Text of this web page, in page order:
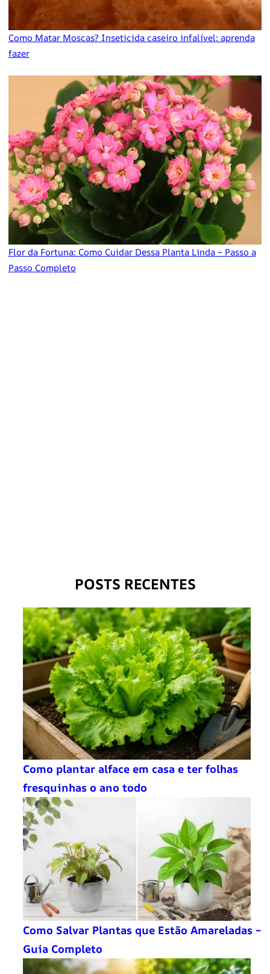
Como Matar Moscas? Inseticida caseiro infalível: aprenda
fazer
Flor da Fortuna: Como Cuidar Dessa Planta Linda – Passo a
Passo Completo
POSTS RECENTES
Como plantar alface em casa e ter folhas
fresquinhas o ano todo
Como Salvar Plantas que Estão Amareladas –
Guia Completo